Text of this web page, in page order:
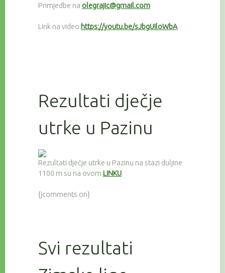
Primjedbe na olegrajic@gmail.com
Link na video:https://youtu.be/sJbgUIloWbA
Rezultati dječje
utrke u Pazinu
Rezultati dječje utrke u Pazinu na stazi duljine
1100 m su na ovom LINKU.
{jcomments on}
Svi rezultati